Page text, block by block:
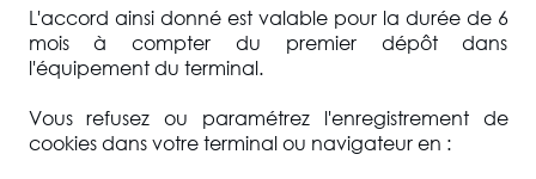
L'accord ainsi donné est valable pour la durée de 6
mois à compter du premier dépôt dans
l'équipement du terminal.
Vous refusez ou paramétrez l'enregistrement de
cookies dans votre terminal ou navigateur en :